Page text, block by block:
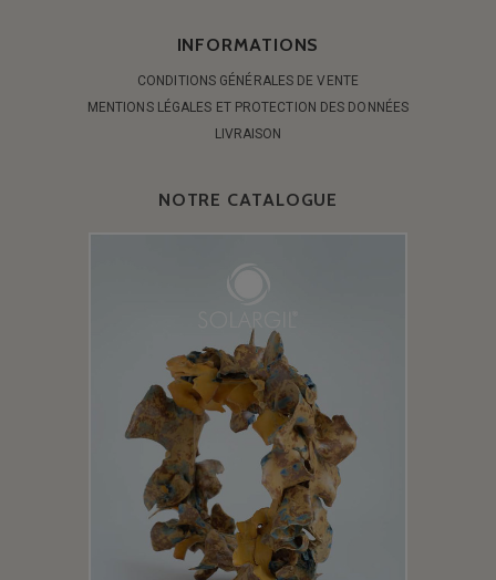
INFORMATIONS
CONDITIONS GÉNÉRALES DE VENTE
MENTIONS LÉGALES ET PROTECTION DES DONNÉES
LIVRAISON
NOTRE CATALOGUE